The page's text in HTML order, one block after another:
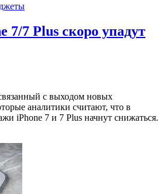
7/7 Plus скоро упадут
с выходом новых
аналитики считают, что в
iPhone 7 и 7 Plus начнут снижаться.